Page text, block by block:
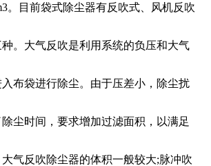
。目前袋式除尘器有反吹式、风机反吹
。大气反吹是利用系统的负压和大气
布袋进行除尘。由于压差小，除尘扰
尘时间，要求增加过滤面积，以满足
气反吹除尘器的体积一般较大;脉冲吹